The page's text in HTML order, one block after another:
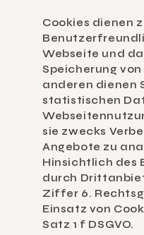
Cookies dienen
Webseite und
Speicherung
anderen dienen
statistischen
sie zwecks
Angebote zu
Hinsichtlich des
durch
Ziffer 6.
Einsatz von
Satz 1 f DSGVO.